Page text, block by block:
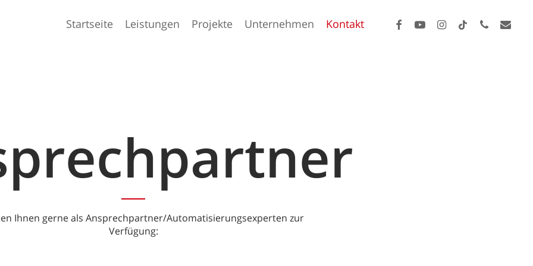
Startseite Leistungen Projekte Unternehmen Kontakt facebookyoutubeinstagram
tiktok phoneemail
Ihnen gerne als Ansprechpartner/Automatisierungsexperten zur
Verfügung: